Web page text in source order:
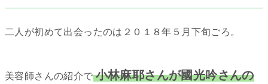
二人が初めて出会ったのは２０１８年５月下旬ごろ。
美容師さんの紹介で 小林麻耶さんが國光吟さんの